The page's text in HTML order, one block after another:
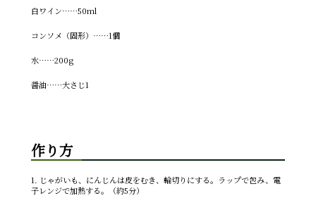
白ワイン……50ml
コンソメ（固形）……1個
水……200g
醤油……大さじ1
作り方
1. じゃがいも、にんじんは皮をむき、輪切りにする。ラップで包み、電
子レンジで加熱する。（約5分）